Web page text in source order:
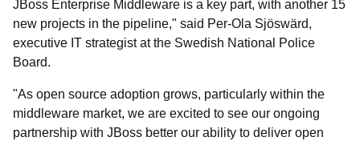
JBoss Enterprise Middleware is a key part, with another 15
new projects in the pipeline," said Per-Ola Sjöswärd,
executive IT strategist at the Swedish National Police
Board.
"As open source adoption grows, particularly within the
middleware market, we are excited to see our ongoing
partnership with JBoss better our ability to deliver open